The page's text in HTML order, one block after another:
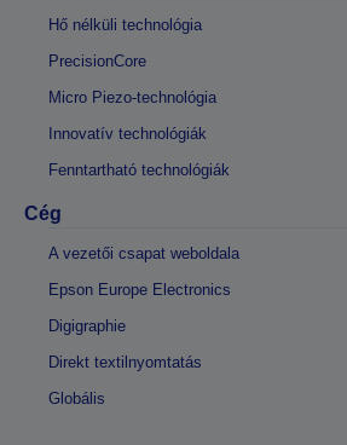
Hő nélküli technológia
PrecisionCore
Micro Piezo-technológia
Innovatív technológiák
Fenntartható technológiák
Cég
A vezetői csapat weboldala
Epson Europe Electronics
Digigraphie
Direkt textilnyomtatás
Globális